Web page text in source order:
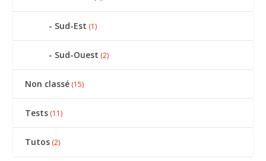
Sud-Est (1)
Sud-Ouest (2)
Non classé (15)
Tests (11)
Tutos (2)